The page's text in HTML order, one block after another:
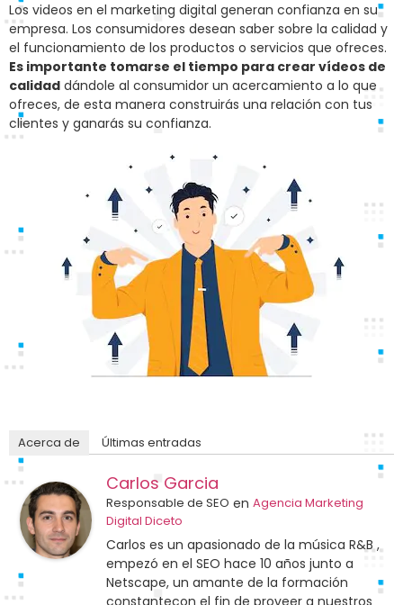
Los videos en el marketing digital generan confianza en su
empresa. Los consumidores desean saber sobre la calidad y
el funcionamiento de los productos o servicios que ofreces.
Es importante tomarse el tiempo para crear vídeos de
calidad dándole al consumidor un acercamiento a lo que
ofreces, de esta manera construirás una relación con tus
clientes y ganarás su confianza.
Acerca de Últimas entradas
Carlos Garcia
Responsable de SEO en Agencia Marketing
Digital Diceto
Carlos es un apasionado de la música R&B ,
empezó en el SEO hace 10 años junto a
Netscape, un amante de la formación